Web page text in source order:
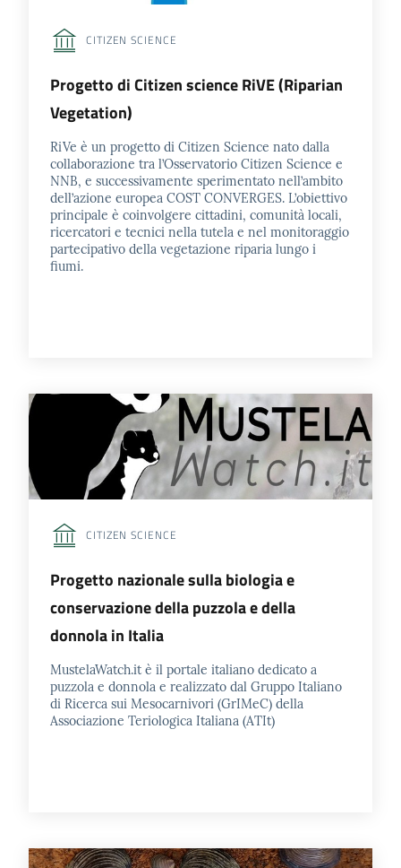
CITIZEN SCIENCE
Progetto di Citizen science RiVE (Riparian
Vegetation)
RiVe è un progetto di Citizen Science nato dalla
collaborazione tra l’Osservatorio Citizen Science e
NNB, e successivamente sperimentato nell’ambito
dell’azione europea COST CONVERGES. L’obiettivo
principale è coinvolgere cittadini, comunità locali,
ricercatori e tecnici nella tutela e nel monitoraggio
partecipativo della vegetazione riparia lungo i
fiumi.
CITIZEN SCIENCE
Progetto nazionale sulla biologia e
conservazione della puzzola e della
donnola in Italia
MustelaWatch.it è il portale italiano dedicato a
puzzola e donnola e realizzato dal Gruppo Italiano
di Ricerca sui Mesocarnivori (GrIMeC) della
Associazione Teriologica Italiana (ATIt)